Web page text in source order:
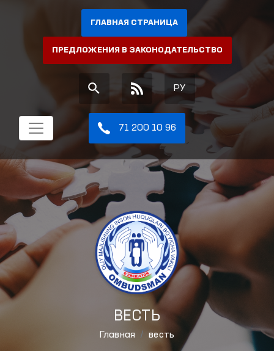
ГЛАВНАЯ СТРАНИЦА
ПРЕДЛОЖЕНИЯ В ЗАКОНОДАТЕЛЬСТВО
РУ
71 200 10 96
ВЕСТЬ
Главная весть